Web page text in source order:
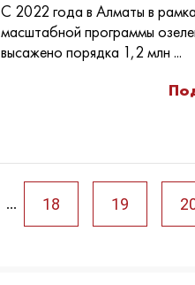
С 2022 года в Алматы в
масштабной программы
высажено порядка 1,2 млн ...
... 18 19